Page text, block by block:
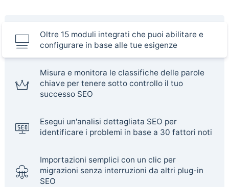
Oltre 15 moduli integrati che puoi abilitare e
configurare in base alle tue esigenze
Misura e monitora le classifiche delle parole
chiave per tenere sotto controllo il tuo
successo SEO
Esegui un'analisi dettagliata SEO per
identificare i problemi in base a 30 fattori noti
Importazioni semplici con un clic per
migrazioni senza interruzioni da altri plug-in
SEO